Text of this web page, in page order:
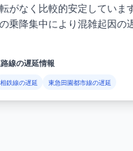
がなく比較的安定していま
乗降集中により混雑起因の
線の遅延情報
相鉄線の遅延 東急田園都市線の遅延